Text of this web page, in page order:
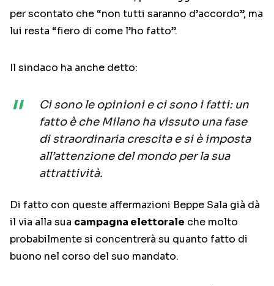
per scontato che “non tutti saranno d’accordo”, ma
lui resta “fiero di come l’ho fatto”.
Il sindaco ha anche detto:
Ci sono le opinioni e ci sono i fatti: un
fatto è che Milano ha vissuto una fase
di straordinaria crescita e si è imposta
all’attenzione del mondo per la sua
attrattività.
Di fatto con queste affermazioni Beppe Sala già dà
il via alla sua campagna elettorale che molto
probabilmente si concentrerà su quanto fatto di
buono nel corso del suo mandato.